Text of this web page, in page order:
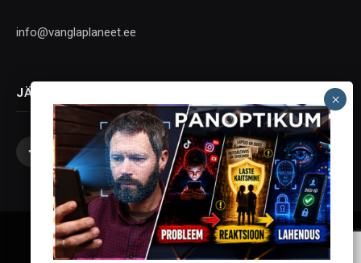
info@vanglaplaneet.ee
JÄLGI SOTSIAALMEEDIAS
Facebook
X
(Twitter)
InstagramYouTubeTelegram
Vanglaplaneet - Vastupanu Vaim